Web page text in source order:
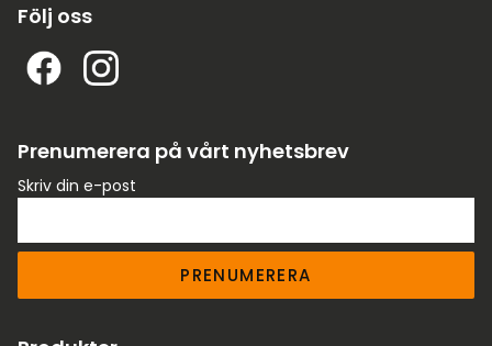
Följ oss
Prenumerera på vårt nyhetsbrev
Skriv din e-post
PRENUMERERA